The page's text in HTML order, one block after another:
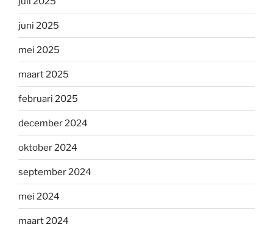
juni 2025
mei 2025
maart 2025
februari 2025
december 2024
oktober 2024
september 2024
mei 2024
maart 2024